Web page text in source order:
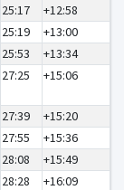
25:17
+12:58
25:19
+13:00
25:53
+13:34
27:25 +15:06
27:39
+15:20
27:55
+15:36
28:08
+15:49
28:28
+16:09